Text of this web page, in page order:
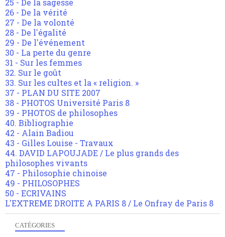
25 - De la sagesse
26 - De la vérité
27 - De la volonté
28 - De l'égalité
29 - De l'événement
30 - La perte du genre
31 - Sur les femmes
32. Sur le goût
33. Sur les cultes et la « religion. »
37 - PLAN DU SITE 2007
38 - PHOTOS Université Paris 8
39 - PHOTOS de philosophes
40. Bibliographie
42 - Alain Badiou
43 - Gilles Louise - Travaux
44. DAVID LAPOUJADE / Le plus grands des
philosophes vivants
47 - Philosophie chinoise
49 - PHILOSOPHES
50 - ECRIVAINS
L'EXTREME DROITE A PARIS 8 / Le Onfray de Paris 8
CATÉGORIES